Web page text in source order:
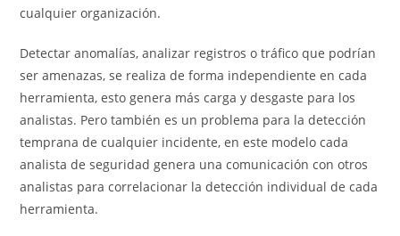
cualquier organización.
Detectar anomalías, analizar registros o tráfico que podrían
ser amenazas, se realiza de forma independiente en cada
herramienta, esto genera más carga y desgaste para los
analistas. Pero también es un problema para la detección
temprana de cualquier incidente, en este modelo cada
analista de seguridad genera una comunicación con otros
analistas para correlacionar la detección individual de cada
herramienta.